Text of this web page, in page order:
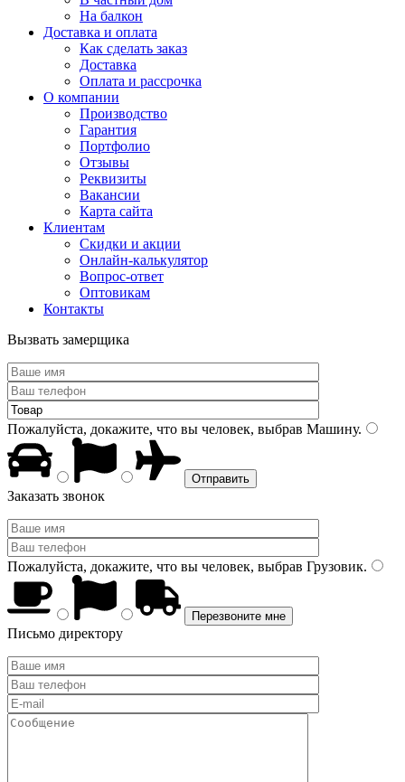
На балкон
Доставка и оплата
Как сделать заказ
Доставка
Оплата и рассрочка
О компании
Производство
Гарантия
Портфолио
Отзывы
Реквизиты
Вакансии
Карта сайта
Клиентам
Скидки и акции
Онлайн-калькулятор
Вопрос-ответ
Оптовикам
Контакты
Вызвать замерщика
Пожалуйста, докажите, что вы человек, выбрав Машину.
Заказать звонок
Пожалуйста, докажите, что вы человек, выбрав Грузовик.
Письмо директору